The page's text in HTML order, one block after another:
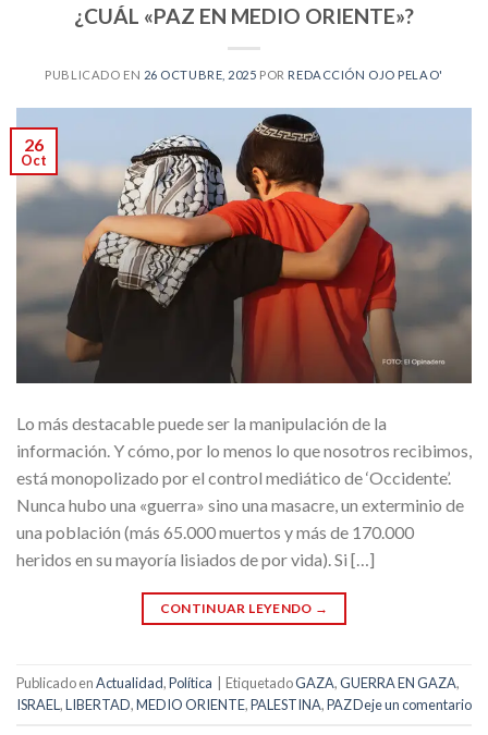
¿CUÁL «PAZ EN MEDIO ORIENTE»?
PUBLICADO EN 26 OCTUBRE, 2025 POR REDACCIÓN OJO PELAO'
26
Oct
Lo más destacable puede ser la manipulación de la
información. Y cómo, por lo menos lo que nosotros recibimos,
está monopolizado por el control mediático de ‘Occidente’.
Nunca hubo una «guerra» sino una masacre, un exterminio de
una población (más 65.000 muertos y más de 170.000
heridos en su mayoría lisiados de por vida). Si […]
CONTINUAR LEYENDO →
Publicado enActualidad,Política EtiquetadoGAZA,GUERRA EN GAZA,
ISRAEL ,LIBERTAD,MEDIO ORIENTE,PALESTINA,PAZDeje un comentario